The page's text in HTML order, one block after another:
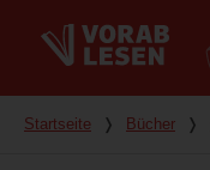
Du bist hier
Startseite ❭ Bücher ❭